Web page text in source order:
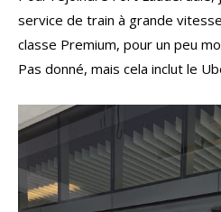
service de train à grande
classe Premium, pour un peu
Pas donné, mais cela inclut le